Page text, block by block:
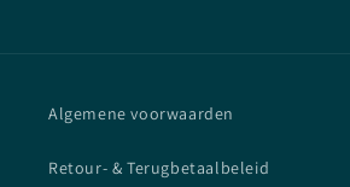
Algemene voorwaarden
Retour- & Terugbetaalbeleid